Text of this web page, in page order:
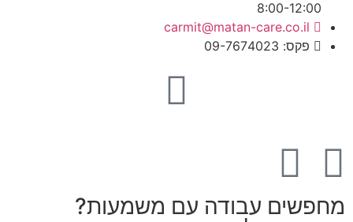
8:00-12:00​
carmit@​matan-care.co.il
פקס: 09-7674023​
מחפשים עבודה עם משמעות?